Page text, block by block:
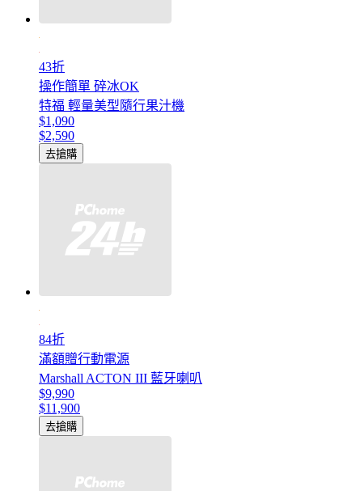
43折
操作簡單 碎冰OK
特福 輕量美型隨行果汁機
$1,090
$2,590
去搶購
84折
滿額贈行動電源
Marshall ACTON III 藍牙喇叭
$9,990
$11,900
去搶購